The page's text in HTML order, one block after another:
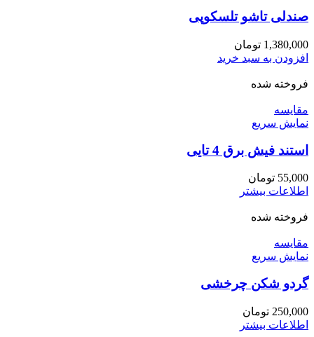
صندلی تاشو تلسکوپی
1,380,000 تومان
افزودن به سبد خرید
فروخته شده
مقايسه
نمایش سریع
استند فیش برق 4 تایی
55,000 تومان
اطلاعات بیشتر
فروخته شده
مقايسه
نمایش سریع
گردو شکن چرخشی
250,000 تومان
اطلاعات بیشتر